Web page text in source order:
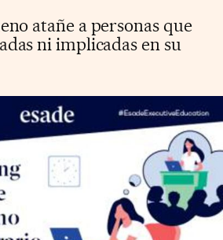
atañe a personas que
ni implicadas en su